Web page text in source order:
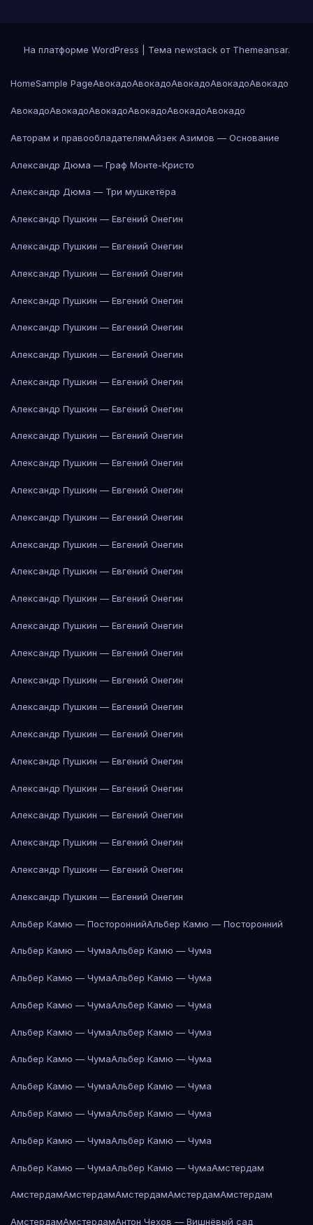
На платформе WordPress Тема newstack от Themeansar.
HomeSample PageАвокадоАвокадоАвокадоАвокадоАвокадо
АвокадоАвокадоАвокадоАвокадоАвокадоАвокадо
Авторам и правообладателямАйзек Азимов — Основание
Александр Дюма — Граф Монте-Кристо
Александр Дюма — Три мушкетёра
Александр Пушкин — Евгений Онегин
Александр Пушкин — Евгений Онегин
Александр Пушкин — Евгений Онегин
Александр Пушкин — Евгений Онегин
Александр Пушкин — Евгений Онегин
Александр Пушкин — Евгений Онегин
Александр Пушкин — Евгений Онегин
Александр Пушкин — Евгений Онегин
Александр Пушкин — Евгений Онегин
Александр Пушкин — Евгений Онегин
Александр Пушкин — Евгений Онегин
Александр Пушкин — Евгений Онегин
Александр Пушкин — Евгений Онегин
Александр Пушкин — Евгений Онегин
Александр Пушкин — Евгений Онегин
Александр Пушкин — Евгений Онегин
Александр Пушкин — Евгений Онегин
Александр Пушкин — Евгений Онегин
Александр Пушкин — Евгений Онегин
Александр Пушкин — Евгений Онегин
Александр Пушкин — Евгений Онегин
Александр Пушкин — Евгений Онегин
Александр Пушкин — Евгений Онегин
Александр Пушкин — Евгений Онегин
Александр Пушкин — Евгений Онегин
Александр Пушкин — Евгений Онегин
Альбер Камю — ПостороннийАльбер Камю — Посторонний
Альбер Камю — ЧумаАльбер Камю — Чума
Альбер Камю — ЧумаАльбер Камю — Чума
Альбер Камю — ЧумаАльбер Камю — Чума
Альбер Камю — ЧумаАльбер Камю — Чума
Альбер Камю — ЧумаАльбер Камю — Чума
Альбер Камю — ЧумаАльбер Камю — Чума
Альбер Камю — ЧумаАльбер Камю — Чума
Альбер Камю — ЧумаАльбер Камю — Чума
Альбер Камю — ЧумаАльбер Камю — ЧумаАмстердам
АмстердамАмстердамАмстердамАмстердамАмстердам
АмстердамАмстердамАнтон Чехов — Вишнёвый сад